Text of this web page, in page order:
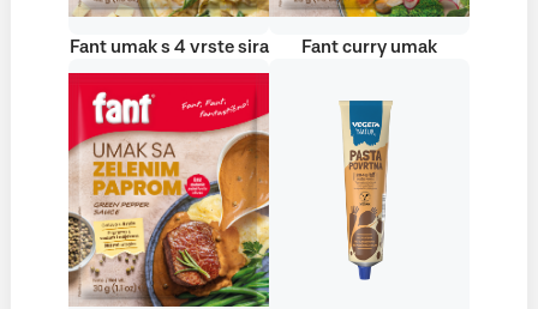
Fant umak s 4 vrste sira Fant curry umak